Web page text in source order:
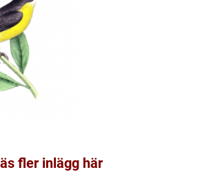
fler inlägg här